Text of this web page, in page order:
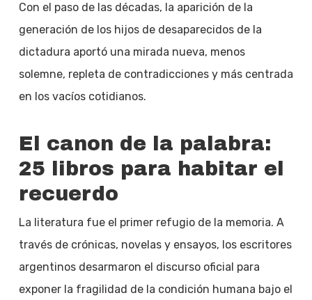
Con el paso de las décadas, la aparición de la
generación de los hijos de desaparecidos de la
dictadura aportó una mirada nueva, menos
solemne, repleta de contradicciones y más centrada
en los vacíos cotidianos.
El canon de la palabra:
25 libros para habitar el
recuerdo
La literatura fue el primer refugio de la memoria. A
través de crónicas, novelas y ensayos, los escritores
argentinos desarmaron el discurso oficial para
exponer la fragilidad de la condición humana bajo el